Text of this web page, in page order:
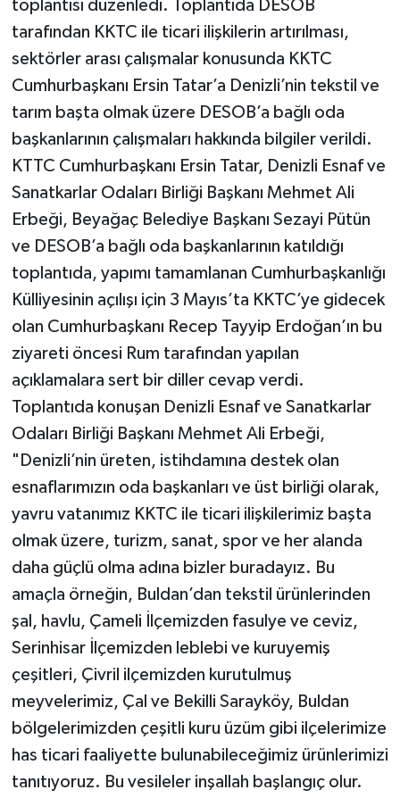
toplantısı düzenledi. Toplantıda DESOB
tarafından KKTC ile ticari ilişkilerin artırılması,
sektörler arası çalışmalar konusunda KKTC
Cumhurbaşkanı Ersin Tatar’a Denizli’nin tekstil ve
tarım başta olmak üzere DESOB’a bağlı oda
başkanlarının çalışmaları hakkında bilgiler verildi.
KTTC Cumhurbaşkanı Ersin Tatar, Denizli Esnaf ve
Sanatkarlar Odaları Birliği Başkanı Mehmet Ali
Erbeği, Beyağaç Belediye Başkanı Sezayi Pütün
ve DESOB’a bağlı oda başkanlarının katıldığı
toplantıda, yapımı tamamlanan Cumhurbaşkanlığı
Külliyesinin açılışı için 3 Mayıs’ta KKTC’ye gidecek
olan Cumhurbaşkanı Recep Tayyip Erdoğan’ın bu
ziyareti öncesi Rum tarafından yapılan
açıklamalara sert bir diller cevap verdi.
Toplantıda konuşan Denizli Esnaf ve Sanatkarlar
Odaları Birliği Başkanı Mehmet Ali Erbeği,
"Denizli’nin üreten, istihdamına destek olan
esnaflarımızın oda başkanları ve üst birliği olarak,
yavru vatanımız KKTC ile ticari ilişkilerimiz başta
olmak üzere, turizm, sanat, spor ve her alanda
daha güçlü olma adına bizler buradayız. Bu
amaçla örneğin, Buldan’dan tekstil ürünlerinden
şal, havlu, Çameli İlçemizden fasulye ve ceviz,
Serinhisar İlçemizden leblebi ve kuruyemiş
çeşitleri, Çivril ilçemizden kurutulmuş
meyvelerimiz, Çal ve Bekilli Sarayköy, Buldan
bölgelerimizden çeşitli kuru üzüm gibi ilçelerimize
has ticari faaliyette bulunabileceğimiz ürünlerimizi
tanıtıyoruz. Bu vesileler inşallah başlangıç olur.